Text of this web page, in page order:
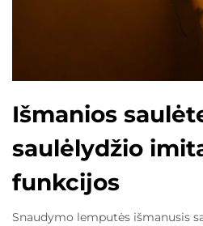
Išmanios
saulėlydžio
funkcijos
Snaudymo lemputės išmanusis